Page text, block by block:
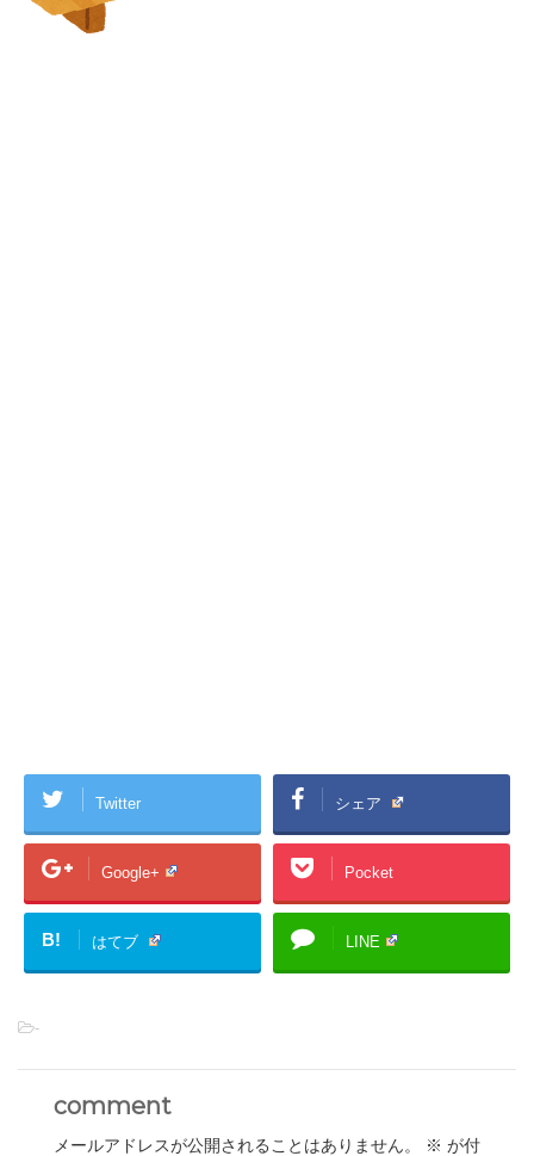
Twitter シェア
Google+ Pocket
B! はてブ LINE
-
comment
メールアドレスが公開されることはありません。 ※ が付